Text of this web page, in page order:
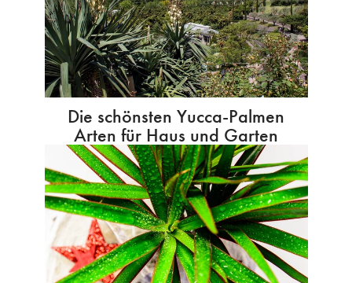
Die schönsten Yucca-Palmen
Arten für Haus und Garten